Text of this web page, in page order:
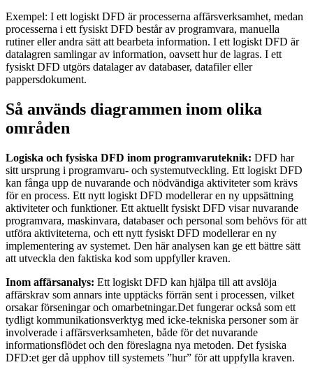
Exempel: I ett logiskt DFD är processerna affärsverksamhet, medan
processerna i ett fysiskt DFD består av programvara, manuella
rutiner eller andra sätt att bearbeta information. I ett logiskt DFD är
datalagren samlingar av information, oavsett hur de lagras. I ett
fysiskt DFD utgörs datalager av databaser, datafiler eller
pappersdokument.
Så används diagrammen inom olika
områden
Logiska och fysiska DFD inom programvaruteknik: DFD har
sitt ursprung i programvaru- och systemutveckling. Ett logiskt DFD
kan fånga upp de nuvarande och nödvändiga aktiviteter som krävs
för en process. Ett nytt logiskt DFD modellerar en ny uppsättning
aktiviteter och funktioner. Ett aktuellt fysiskt DFD visar nuvarande
programvara, maskinvara, databaser och personal som behövs för att
utföra aktiviteterna, och ett nytt fysiskt DFD modellerar en ny
implementering av systemet. Den här analysen kan ge ett bättre sätt
att utveckla den faktiska kod som uppfyller kraven.
Inom affärsanalys: Ett logiskt DFD kan hjälpa till att avslöja
affärskrav som annars inte upptäcks förrän sent i processen, vilket
orsakar förseningar och omarbetningar.Det fungerar också som ett
tydligt kommunikationsverktyg med icke-tekniska personer som är
involverade i affärsverksamheten, både för det nuvarande
informationsflödet och den föreslagna nya metoden. Det fysiska
DFD:et ger då upphov till systemets ”hur” för att uppfylla kraven.